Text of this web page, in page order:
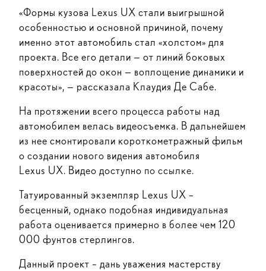
«Формы кузова Lexus UX стали выигрышной
особенностью и основной причиной, почему
именно этот автомобиль стал «холстом» для
проекта. Все его детали — от линий боковых
поверхностей до окон — воплощение динамики и
красоты», — рассказала Клаудия Де Сабе.
На протяжении всего процесса работы над
автомобилем велась видеосъемка. В дальнейшем
из нее смонтировали короткометражный фильм
о создании нового видения автомобиля
Lexus UX. Видео доступно по ссылке.
Татуированный экземпляр Lexus UX –
бесценный, однако подобная индивидуальная
работа оценивается примерно в более чем 120
000 фунтов стерлингов.
Данный проект – дань уважения мастерству